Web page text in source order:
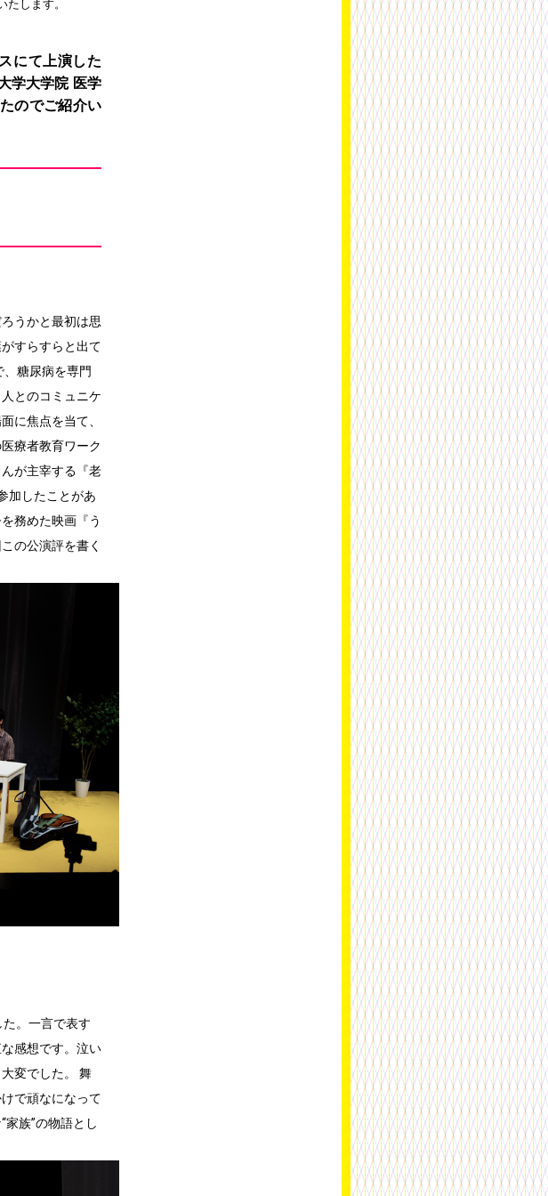
します。
にて上演した
学大学院 医学
のでご紹介い
うかと最初は思
すらすらと出て
糖尿病を専門
とのコミュニケ
に焦点を当て、
療者教育ワーク
が主宰する『老
加したことがあ
務めた映画『う
の公演評を書く
。一言で表す
感想です。泣い
変でした。 舞
で頑なになって
族”の物語とし